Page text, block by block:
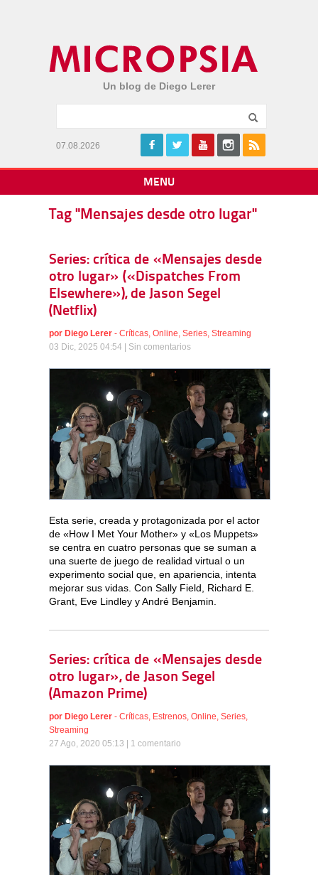
Un blog de Diego Lerer
07.08.2026
MENU
Tag "Mensajes desde otro lugar"
Series: crítica de «Mensajes desde
otro lugar» («Dispatches From
Elsewhere»), de Jason Segel
(Netflix)
por Diego Lerer - Críticas, Online, Series, Streaming
03 Dic, 2025 04:54 | Sin comentarios
Esta serie, creada y protagonizada por el actor
de «How I Met Your Mother» y «Los Muppets»
se centra en cuatro personas que se suman a
una suerte de juego de realidad virtual o un
experimento social que, en apariencia, intenta
mejorar sus vidas. Con Sally Field, Richard E.
Grant, Eve Lindley y André Benjamin.
Series: crítica de «Mensajes desde
otro lugar», de Jason Segel
(Amazon Prime)
por Diego Lerer - Críticas Estrenos Online Series
Streaming
27 Ago, 2020 05:13 | 1 comentario